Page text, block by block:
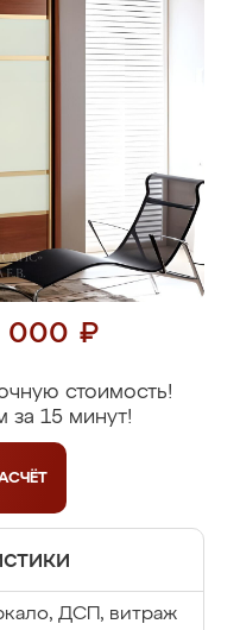
000 ₽
стоимость!
за 15 минут!
ДСП, витраж